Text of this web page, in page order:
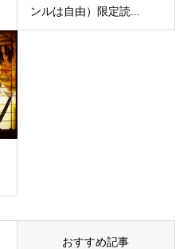
ンルは自由）限定読...
おすすめ記事